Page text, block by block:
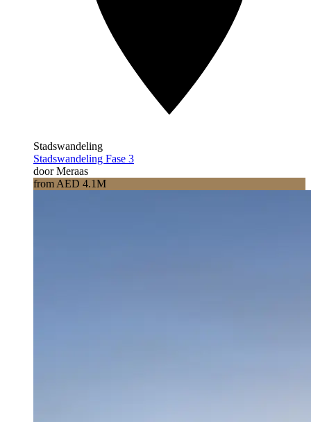
Stadswandeling
Stadswandeling Fase 3
door Meraas
from AED 4.1M